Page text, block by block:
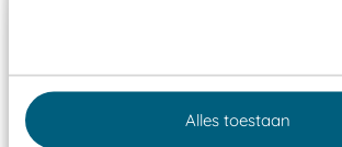
Alles toestaan